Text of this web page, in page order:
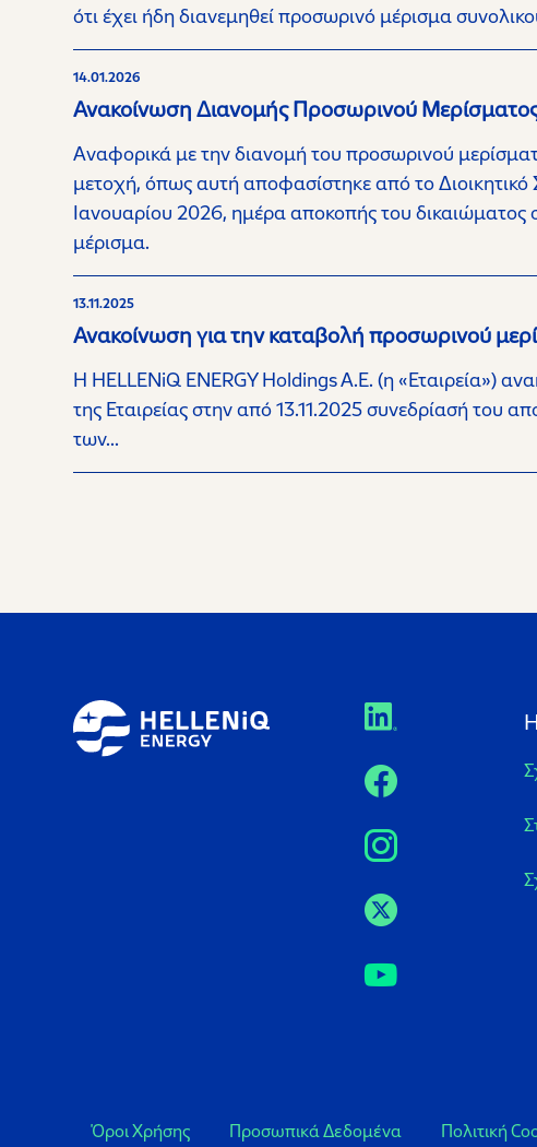
ότι έχει ήδη διανεμηθεί προσωρινό μέρισμα
14.01.2026
Ανακοίνωση Διανομής Προσωρινού
Αναφορικά με την διανομή του προσωρινού
μετοχή, όπως αυτή αποφασίστηκε από το Διοικητικό
Ιανουαρίου 2026, ημέρα αποκοπής του δικαιώματος
μέρισμα.
13.11.2025
Ανακοίνωση για την καταβολή προσωρινού
Η HELLENiQ ENERGY Holdings A.E. (η «Εταιρεία»)
της Εταιρείας στην από 13.11.2025 συνεδρίασή του
των...
Όροι Χρήσης Προσωπικά Δεδομένα Πολιτική